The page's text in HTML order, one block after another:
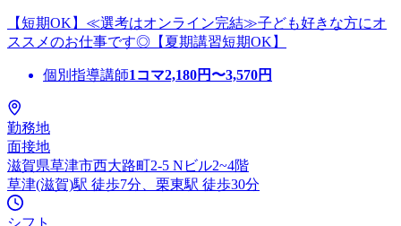
【短期OK】≪選考はオンライン完結≫子ども好きな方にオ
ススメのお仕事です◎【夏期講習短期OK】
個別指導講師1コマ2,180円〜3,570円
勤務地
面接地
滋賀県草津市西大路町2-5 Nビル2~4階
草津(滋賀)駅 徒歩7分、栗東駅 徒歩30分
シフト